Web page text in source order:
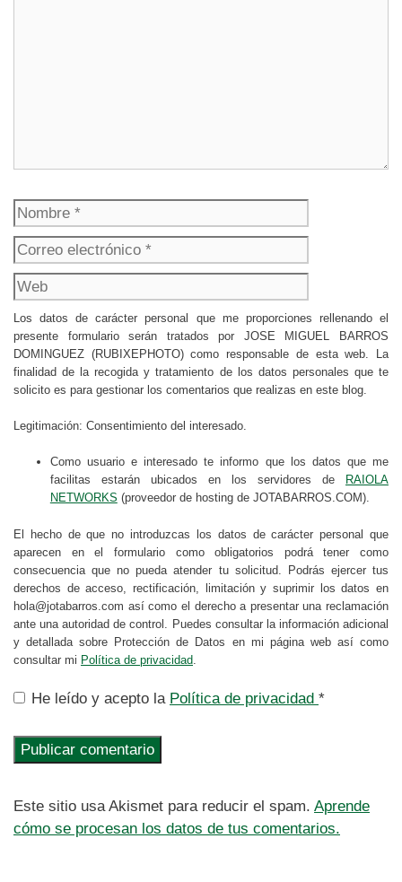
Nombre
electrónico
Los datos de carácter personal que me proporciones rellenando el
presente formulario serán tratados por JOSE MIGUEL BARROS
DOMINGUEZ (RUBIXEPHOTO) como responsable de esta web. La
finalidad de la recogida y tratamiento de los datos personales que te
solicito es para gestionar los comentarios que realizas en este blog.
Legitimación: Consentimiento del interesado.
Como usuario e interesado te informo que los datos que me
facilitas estarán ubicados en los servidores de
RAIOLA
NETWORKS (proveedor de hosting de JOTABARROS.COM).
El hecho de que no introduzcas los datos de carácter personal que
aparecen en el formulario como obligatorios podrá tener como
consecuencia que no pueda atender tu solicitud. Podrás ejercer tus
derechos de acceso, rectificación, limitación y suprimir los datos en
hola@jotabarros.com así como el derecho a presentar una reclamación
ante una autoridad de control. Puedes consultar la información adicional
y detallada sobre Protección de Datos en mi página web así como
consultar mi Política de privacidad
He leído y acepto la Política de privacidad *
Este sitio usa Akismet para reducir el spam. Aprende
cómo se procesan los datos de tus comentarios.